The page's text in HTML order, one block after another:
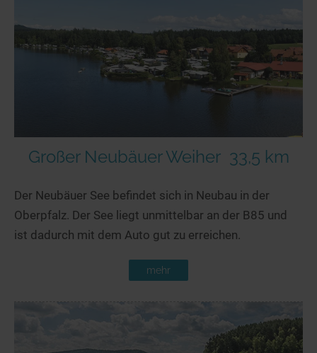
Großer Neubäuer Weiher 33,5 km
Der Neubäuer See befindet sich in Neubau in der
Oberpfalz. Der See liegt unmittelbar an der B85 und
ist dadurch mit dem Auto gut zu erreichen.
mehr